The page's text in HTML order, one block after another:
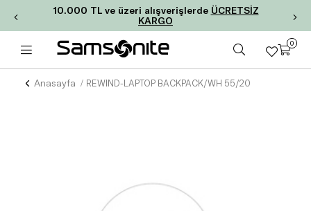
10.000 TL ve üzeri alışverişlerde ÜCRETSİZ
KARGO
0
Anasayfa REWIND-LAPTOP BACKPACK/WH 55/20